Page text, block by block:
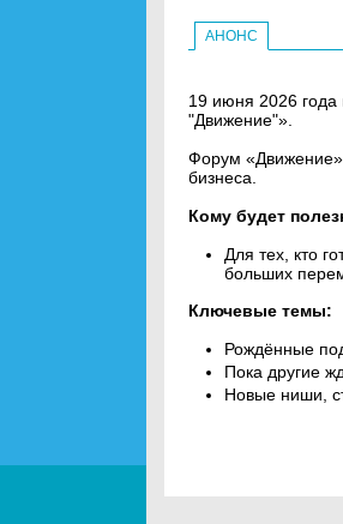
АНОНС
19 июня 2026
"Движение"».
Форум
бизнеса.
Кому будет
Для тех, кто
больших
Ключевые темы:
Рождённые
Пока другие
Новые ниши,